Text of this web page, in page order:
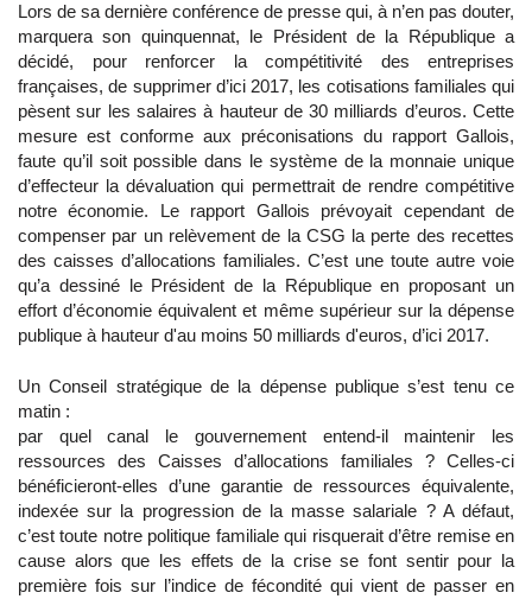
Lors de sa dernière conférence de presse qui, à n’en pas douter,
marquera son quinquennat, le Président de la République a
décidé, pour renforcer la compétitivité des entreprises
françaises, de supprimer d’ici 2017, les cotisations familiales qui
pèsent sur les salaires à hauteur de 30 milliards d’euros. Cette
mesure est conforme aux préconisations du rapport Gallois,
faute qu’il soit possible dans le système de la monnaie unique
d’effecteur la dévaluation qui permettrait de rendre compétitive
notre économie. Le rapport Gallois prévoyait cependant de
compenser par un relèvement de la CSG la perte des recettes
des caisses d’allocations familiales. C’est une toute autre voie
qu’a dessiné le Président de la République en proposant un
effort d’économie équivalent et même supérieur sur la dépense
publique à hauteur d'au moins 50 milliards d'euros, d’ici 2017.
Un Conseil stratégique de la dépense publique s’est tenu ce
matin :
par quel canal le gouvernement entend-il maintenir les
ressources des Caisses d’allocations familiales ? Celles-ci
bénéficieront-elles d’une garantie de ressources équivalente,
indexée sur la progression de la masse salariale ? A défaut,
c’est toute notre politique familiale qui risquerait d’être remise en
cause alors que les effets de la crise se font sentir pour la
première fois sur l’indice de fécondité qui vient de passer en